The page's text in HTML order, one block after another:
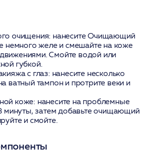
очищения: нанесите Очищающий
немного желе и смешайте на коже
Смойте водой или
губкой.
с глаз: нанесите несколько
ватный тампон и протрите веки и
коже: нанесите на проблемные
минуты, затем добавьте очищающий
и смойте.